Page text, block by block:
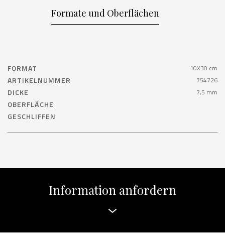
Formate und Oberflächen
FORMAT 10X30 cm
ARTIKELNUMMER 754726
DICKE 7,5 mm
OBERFLÄCHE
GESCHLIFFEN
Information anfordern